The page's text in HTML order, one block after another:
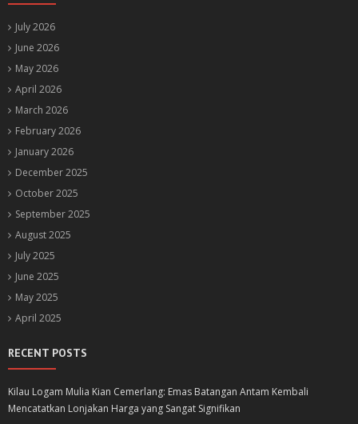
July 2026
June 2026
May 2026
April 2026
March 2026
February 2026
January 2026
December 2025
October 2025
September 2025
August 2025
July 2025
June 2025
May 2025
April 2025
RECENT POSTS
Kilau Logam Mulia Kian Cemerlang: Emas Batangan Antam Kembali
Mencatatkan Lonjakan Harga yang Sangat Signifikan